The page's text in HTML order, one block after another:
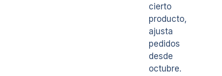
cierto
producto,
ajusta
pedidos
desde
octubre.